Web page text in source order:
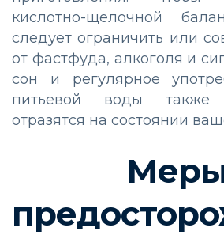
кислотно-щелочной
следует ограничить или
от фастфуда, алкоголя и
сон и регулярное
питьевой воды также
отразятся на состоянии